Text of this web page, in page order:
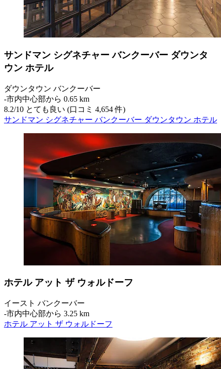
サンドマン シグネチャー バンクーバー ダウンタ
ウン ホテル
ダウンタウン バンクーバー
‐市内中心部から 0.65 km
8.2/10 とても良い (口コミ 4,654 件)
サンドマン シグネチャー バンクーバー ダウンタウン ホテル
ホテル アット ザ ウォルドーフ
イースト バンクーバー
‐市内中心部から 3.25 km
ホテル アット ザ ウォルドーフ